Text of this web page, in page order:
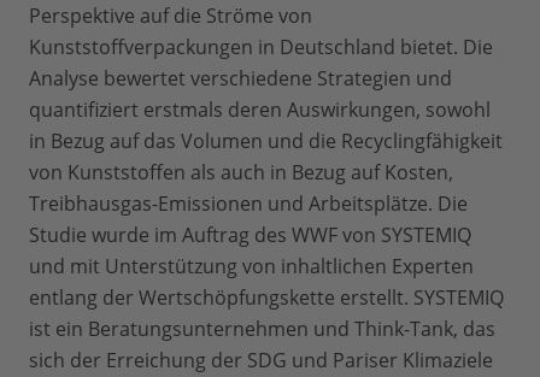
Perspektive auf die Ströme von
Kunststoffverpackungen in Deutschland bietet. Die
Analyse bewertet verschiedene Strategien und
quantifiziert erstmals deren Auswirkungen, sowohl
in Bezug auf das Volumen und die Recyclingfähigkeit
von Kunststoffen als auch in Bezug auf Kosten,
Treibhausgas-Emissionen und Arbeitsplätze. Die
Studie wurde im Auftrag des WWF von SYSTEMIQ
und mit Unterstützung von inhaltlichen Experten
entlang der Wertschöpfungskette erstellt. SYSTEMIQ
ist ein Beratungsunternehmen und Think-Tank, das
sich der Erreichung der SDG und Pariser Klimaziele